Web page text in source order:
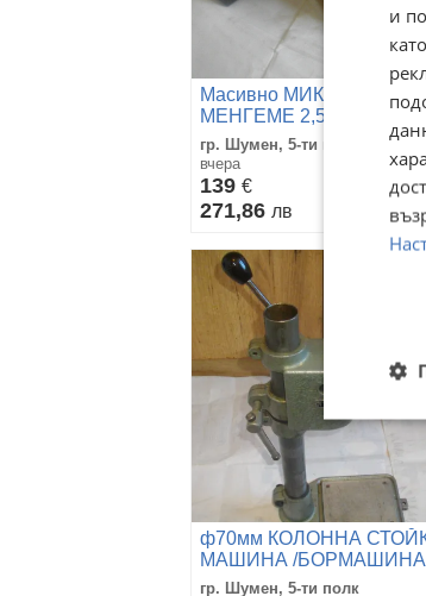
Масивно МИКРО МИНИ
МЕНГЕМЕ 2,5кг/захват
Челюсти 60мм от
инструментална стомана
изцяло НЕМСКО
гр. Шумен, 5-ти полк
вчера
139 €
271,86 лв
ф70мм КОЛОННА
МАШИНА /БОРМАШИНА
ДИАМАНТЕНА МАШИНА/
гр. Шумен, 5-ти полк
и